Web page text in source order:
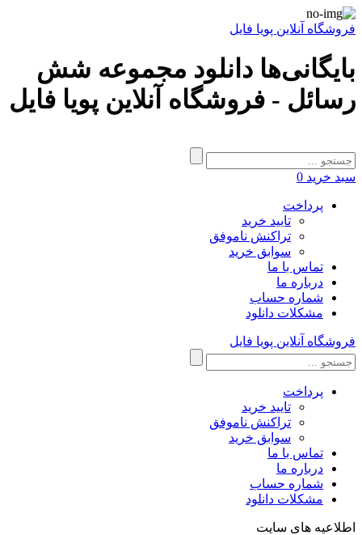
فروشگاه آنلاین پویا فایل
بایگانی‌ها دانلود مجموعه شش
رسائل - فروشگاه آنلاین پویا فایل
سبد خرید 0
پرداخت
تایید خرید
تراکنش ناموفق
سوابق خرید
تماس با ما
درباره ما
شماره حساب
مشکلات دانلود
فروشگاه آنلاین پویا فایل
پرداخت
تایید خرید
تراکنش ناموفق
سوابق خرید
تماس با ما
درباره ما
شماره حساب
مشکلات دانلود
اطلاعیه های سایت